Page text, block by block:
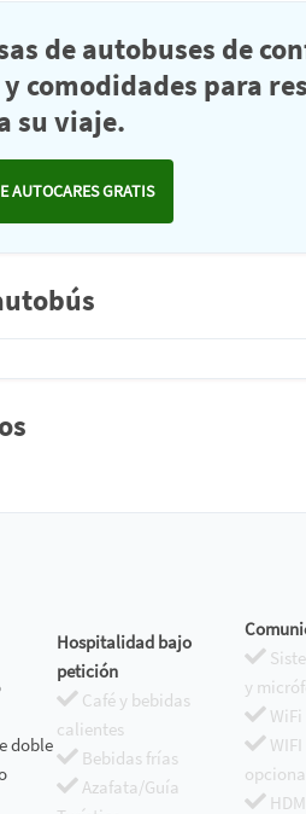
de autobuses de
comodidades para
su viaje.
AUTOCARES GRATIS
doble
Hospitalidad bajo
petición
Café y bebidas
calientes
Bebidas frías
Azafata/Guía
y
WIFI
HDMI